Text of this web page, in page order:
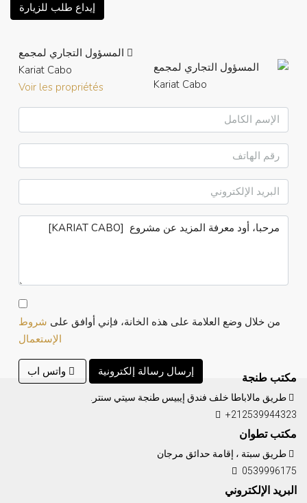
إيداع طلب للزيارة
المسؤول التجاري لمجمع
Kariat Cabo
Voir les propriétés
من خلال وضع العلامة على هذه الخانة، فإني أوافق على شروط
الإستعمال
إرسال رسالة إلكترونية واتس اب مكتب طنجة
طريق مالاباطا خلف فندق إيبيس طنجة سيتي سنتر.
+212539944323
مكتب تطوان
طريق سبتة ، إقامة حدائق مرجان
0539996175
البريد الإلكتروني